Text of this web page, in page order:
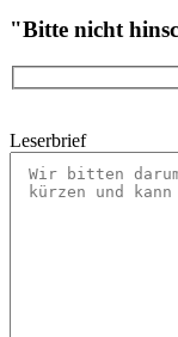
"Bitte nicht
Leserbrief